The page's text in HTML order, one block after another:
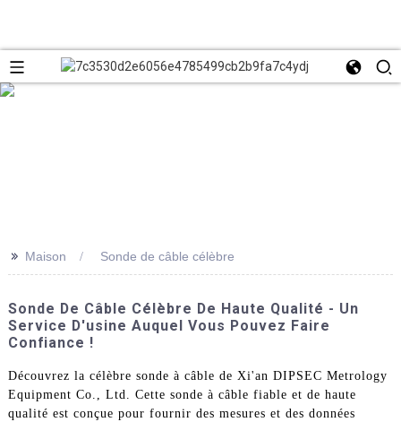
>> Maison Sonde de câble célèbre
Sonde De Câble Célèbre De Haute Qualité - Un
Service D'usine Auquel Vous Pouvez Faire
Confiance !
Découvrez la célèbre sonde à câble de Xi'an DIPSEC Metrology
Equipment Co., Ltd. Cette sonde à câble fiable et de haute
qualité est conçue pour fournir des mesures et des données